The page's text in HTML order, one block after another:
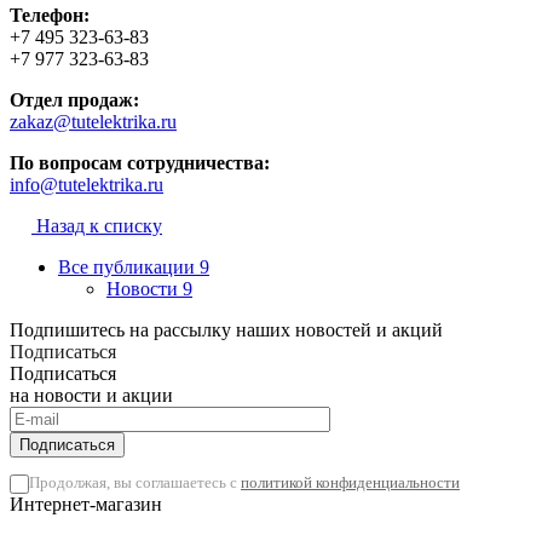
Телефон:
+7 495 323-63-83
+7 977 323-63-83
Отдел продаж:
zakaz@tutelektrika.ru
По вопросам сотрудничества:
info@tutelektrika.ru
Назад к списку
Все публикации 9
Новости 9
Подпишитесь на рассылку наших новостей и акций
Подписаться
Подписаться
на новости и акции
Подписаться
Продолжая, вы соглашаетесь с политикой конфиденциальности
Интернет-магазин